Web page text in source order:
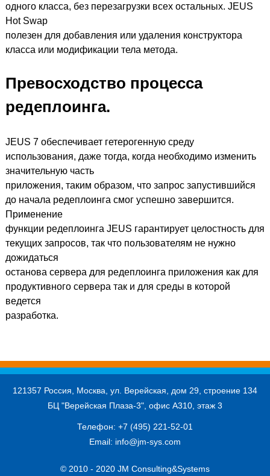
одного класса, без перезагрузки всех остальных. JEUS
Hot Swap
полезен для добавления или удаления конструктора
класса или модификации тела метода.
Превосходство процесса
редеплоинга.
JEUS 7 обеспечивает гетерогенную среду
использования, даже тогда, когда необходимо изменить
значительную часть
приложения, таким образом, что запрос запустившийся
до начала редеплоинга смог успешно завершится.
Применение
функции редеплоинга JEUS гарантирует целостность для
текущих запросов, так что пользователям не нужно
дожидаться
останова сервера для редеплоинга приложения как для
продуктивного сервера так и для среды в которой
ведется
разработка.
121357 Россия, Москва, ул. Верейская, дом 29, строение 134
БЦ "Верейская Плаза-3", офис А310, этаж 3
Телефон: +7 (495) 221-52-01
Email: info@jm-sys.com
© 2010 - 2020 JM Consulting&Systems